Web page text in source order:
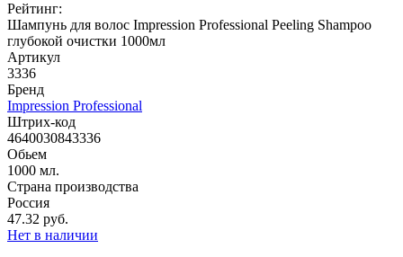
Рейтинг:
Шампунь для волос Impression Professional Peeling Shampoo
глубокой очистки 1000мл
Артикул
3336
Бренд
Impression Professional
Штрих-код
4640030843336
Обьем
1000 мл.
Страна производства
Россия
47.32 руб.
Нет в наличии